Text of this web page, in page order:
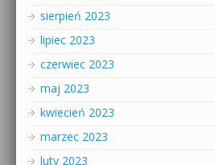
sierpień 2023
lipiec 2023
czerwiec 2023
maj 2023
kwiecień 2023
marzec 2023
luty 2023